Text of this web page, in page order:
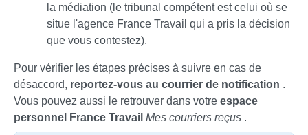
la médiation (le tribunal compétent est celui où se
situe l'agence France Travail qui a pris la décision
que vous contestez).
Pour vérifier les étapes précises à suivre en cas de
désaccord, reportez-vous au courrier de notification .
Vous pouvez aussi le retrouver dans votre espace
personnel France Travail Mes courriers reçus .